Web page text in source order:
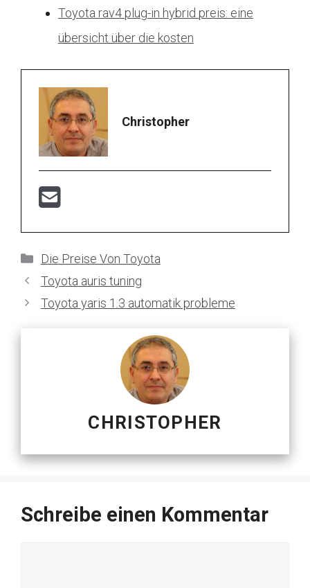
Toyota rav4 plug-in hybrid preis: eine
übersicht über die kosten
Christopher
Kategorien
Die Preise Von Toyota
Toyota auris tuning
Toyota yaris 1.3 automatik probleme
CHRISTOPHER
Schreibe einen Kommentar